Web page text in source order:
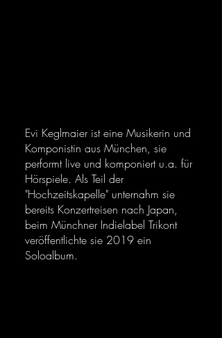
Evi Keglmaier ist eine Musikerin und
Komponistin aus München, sie
performt live und komponiert u.a. für
Hörspiele. Als Teil der
"Hochzeitskapelle" unternahm sie
bereits Konzertreisen nach Japan,
beim Münchner Indielabel Trikont
veröffentlichte sie 2019 ein
Soloalbum.